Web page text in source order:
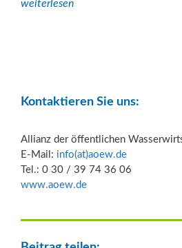
weiterlesen
Kontaktieren Sie uns:
Allianz der öffentlichen
E-Mail: info(at)aoew.de
Tel.: 0 30 / 39 74 36 06
www.aoew.de